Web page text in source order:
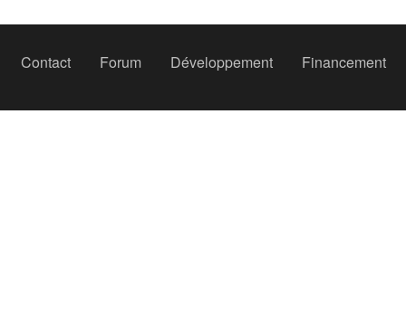
Peu
Contact Forum Développement Financement